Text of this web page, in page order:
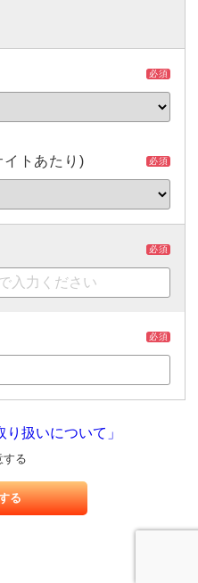
必須
イトあたり) 必須
必須
必須
り扱いについて」
する